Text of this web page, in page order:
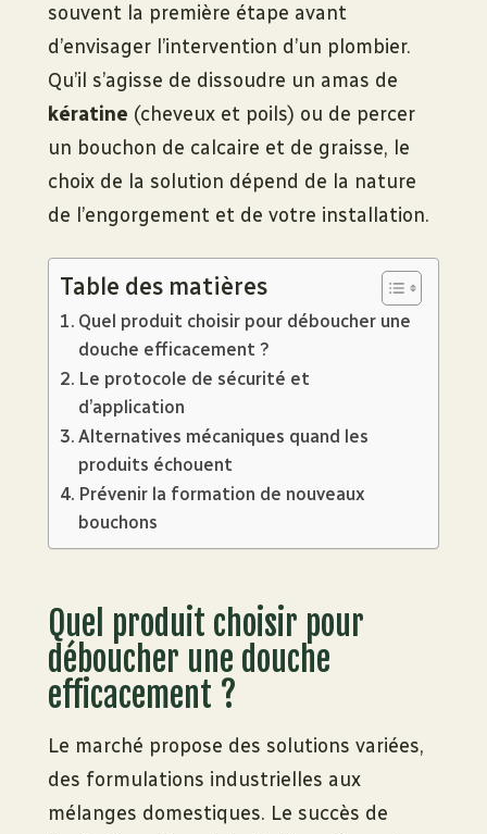
souvent la première étape avant
d’envisager l’intervention d’un plombier.
Qu’il s’agisse de dissoudre un amas de
kératine (cheveux et poils) ou de percer
un bouchon de calcaire et de graisse, le
choix de la solution dépend de la nature
de l’engorgement et de votre installation.
Table des matières
Quel produit choisir pour déboucher une
douche efficacement ?
Le protocole de sécurité et
d’application
Alternatives mécaniques quand les
produits échouent
Prévenir la formation de nouveaux
bouchons
Quel produit choisir pour
déboucher une douche
efficacement ?
Le marché propose des solutions variées,
des formulations industrielles aux
mélanges domestiques. Le succès de